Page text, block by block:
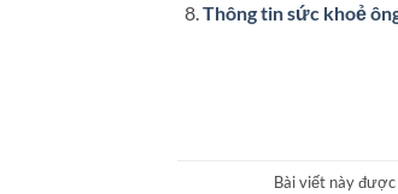
Thông tin sức khoẻ
Bài viết này